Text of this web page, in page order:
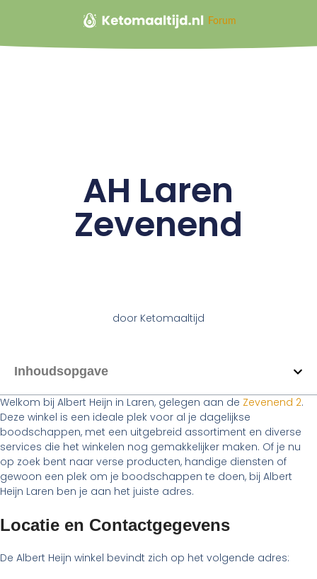
Forum
AH Laren
Zevenend
doorKetomaaltijd
Inhoudsopgave
Welkom bij Albert Heijn in Laren, gelegen aan de Zevenend 2.
Deze winkel is een ideale plek voor al je dagelijkse
boodschappen, met een uitgebreid assortiment en diverse
services die het winkelen nog gemakkelijker maken. Of je nu
op zoek bent naar verse producten, handige diensten of
gewoon een plek om je boodschappen te doen, bij Albert
Heijn Laren ben je aan het juiste adres.
Locatie en Contactgegevens
De Albert Heijn winkel bevindt zich op het volgende adres: